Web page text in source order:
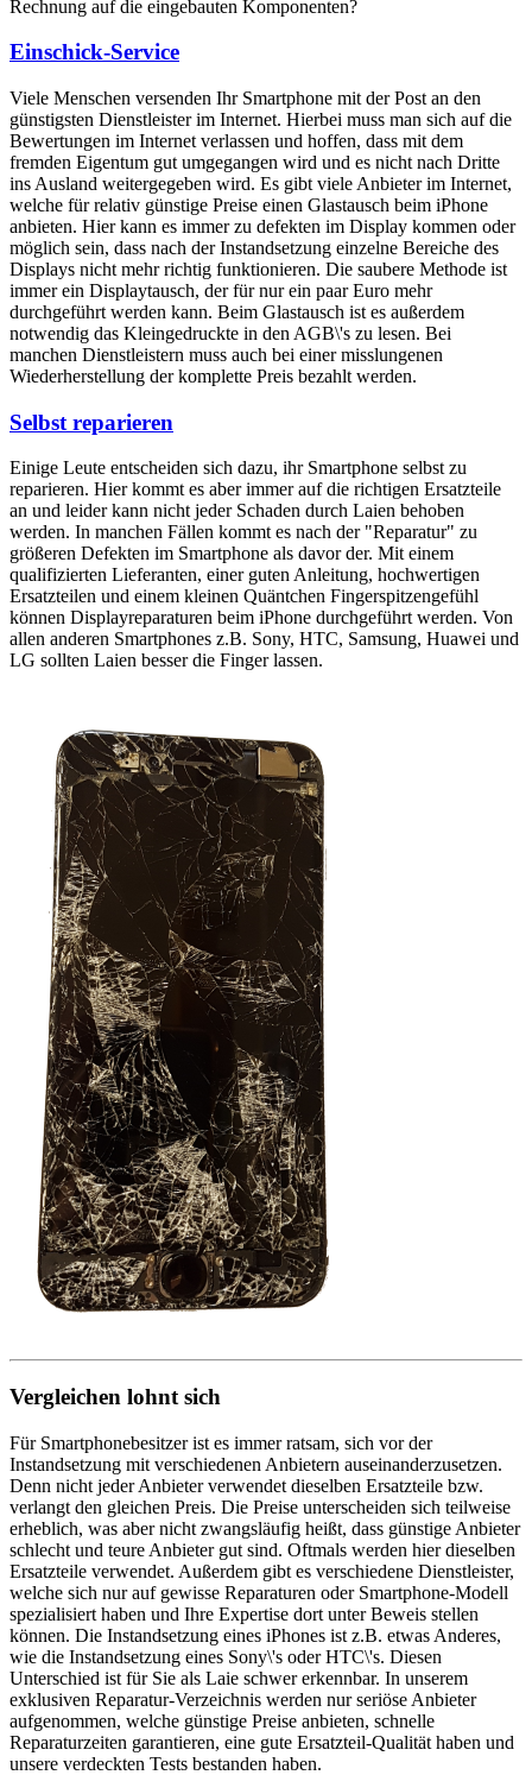
Rechnung auf die eingebauten Komponenten?
Einschick-Service
Viele Menschen versenden Ihr Smartphone mit der Post an den
günstigsten Dienstleister im Internet. Hierbei muss man sich auf die
Bewertungen im Internet verlassen und hoffen, dass mit dem
fremden Eigentum gut umgegangen wird und es nicht nach Dritte
ins Ausland weitergegeben wird. Es gibt viele Anbieter im Internet,
welche für relativ günstige Preise einen Glastausch beim iPhone
anbieten. Hier kann es immer zu defekten im Display kommen oder
möglich sein, dass nach der Instandsetzung einzelne Bereiche des
Displays nicht mehr richtig funktionieren. Die saubere Methode ist
immer ein Displaytausch, der für nur ein paar Euro mehr
durchgeführt werden kann. Beim Glastausch ist es außerdem
notwendig das Kleingedruckte in den AGB\'s zu lesen. Bei
manchen Dienstleistern muss auch bei einer misslungenen
Wiederherstellung der komplette Preis bezahlt werden.
Selbst reparieren
Einige Leute entscheiden sich dazu, ihr Smartphone selbst zu
reparieren. Hier kommt es aber immer auf die richtigen Ersatzteile
an und leider kann nicht jeder Schaden durch Laien behoben
werden. In manchen Fällen kommt es nach der "Reparatur" zu
größeren Defekten im Smartphone als davor der. Mit einem
qualifizierten Lieferanten, einer guten Anleitung, hochwertigen
Ersatzteilen und einem kleinen Quäntchen Fingerspitzengefühl
können Displayreparaturen beim iPhone durchgeführt werden. Von
allen anderen Smartphones z.B. Sony, HTC, Samsung, Huawei und
LG sollten Laien besser die Finger lassen.
Vergleichen lohnt sich
Für Smartphonebesitzer ist es immer ratsam, sich vor der
Instandsetzung mit verschiedenen Anbietern auseinanderzusetzen.
Denn nicht jeder Anbieter verwendet dieselben Ersatzteile bzw.
verlangt den gleichen Preis. Die Preise unterscheiden sich teilweise
erheblich, was aber nicht zwangsläufig heißt, dass günstige Anbieter
schlecht und teure Anbieter gut sind. Oftmals werden hier dieselben
Ersatzteile verwendet. Außerdem gibt es verschiedene Dienstleister,
welche sich nur auf gewisse Reparaturen oder Smartphone-Modell
spezialisiert haben und Ihre Expertise dort unter Beweis stellen
können. Die Instandsetzung eines iPhones ist z.B. etwas Anderes,
wie die Instandsetzung eines Sony\'s oder HTC\'s. Diesen
Unterschied ist für Sie als Laie schwer erkennbar. In unserem
exklusiven Reparatur-Verzeichnis werden nur seriöse Anbieter
aufgenommen, welche günstige Preise anbieten, schnelle
Reparaturzeiten garantieren, eine gute Ersatzteil-Qualität haben und
unsere verdeckten Tests bestanden haben.